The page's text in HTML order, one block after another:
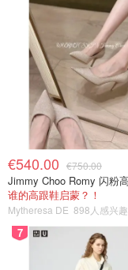
€540.00 €750.00
谁的高跟鞋启蒙？！
Mytheresa DE 898人感兴趣
7